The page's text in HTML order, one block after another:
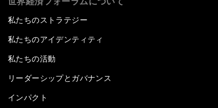
私たちのストラテジー
私たちのアイデンティティ
私たちの活動
リーダーシップとガバナンス
インパクト